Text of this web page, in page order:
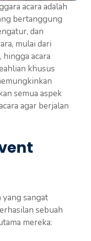
acara adalah
bertanggung
dan
mulai dari
acara
khusus
semua aspek
agar berjalan
sangat
sebuah
mereka: